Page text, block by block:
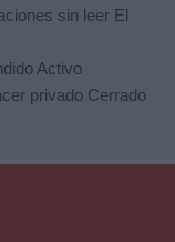
sin leer El
Activo
privado Cerrado